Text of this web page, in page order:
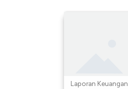
Laporan Keuangan